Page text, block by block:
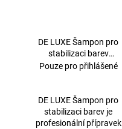
DE LUXE Šampon pro
stabilizaci barev
1000ml
Pouze pro přihlášené
DE LUXE Šampon pro
stabilizaci barev je
profesionální přípravek